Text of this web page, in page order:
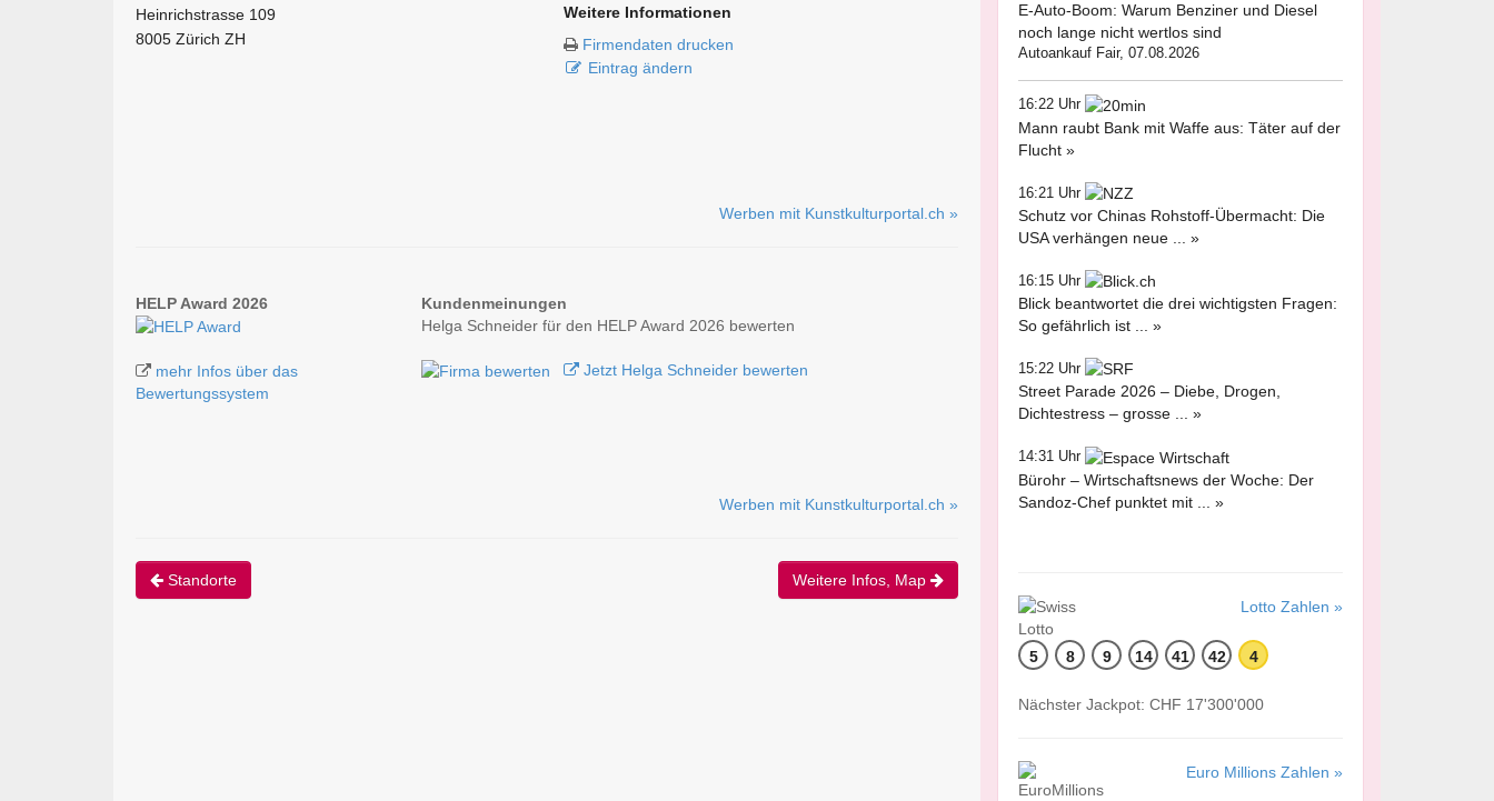
Heinrichstrasse 109
8005 Zürich ZH
Weitere Informationen
Firmendaten drucken
Eintrag ändern
Werben mit Kunstkulturportal.ch »
HELP Award 2026
mehr Infos über das
Bewertungssystem
Kundenmeinungen
Helga Schneider für den HELP Award 2026 bewerten
Jetzt Helga Schneider bewerten
Werben mit Kunstkulturportal.ch »
Standorte Weitere Infos, Map
E-Auto-Boom: Warum Benziner und Diesel
noch lange nicht wertlos sind
Autoankauf Fair, 07.08.2026
16:22 Uhr
Mann raubt Bank mit Waffe aus: Täter auf der
Flucht »
16:21 Uhr
Schutz vor Chinas Rohstoff-Übermacht: Die
USA verhängen neue ... »
16:15 Uhr
Blick beantwortet die drei wichtigsten Fragen:
So gefährlich ist ... »
15:22 Uhr
Street Parade 2026 – Diebe, Drogen,
Dichtestress – grosse ... »
14:31 Uhr
Bürohr – Wirtschaftsnews der Woche: Der
Sandoz-Chef punktet mit ... »
Lotto Zahlen »
5 8 9 14 41 42 4
Nächster Jackpot: CHF 17'300'000
Euro Millions Zahlen »